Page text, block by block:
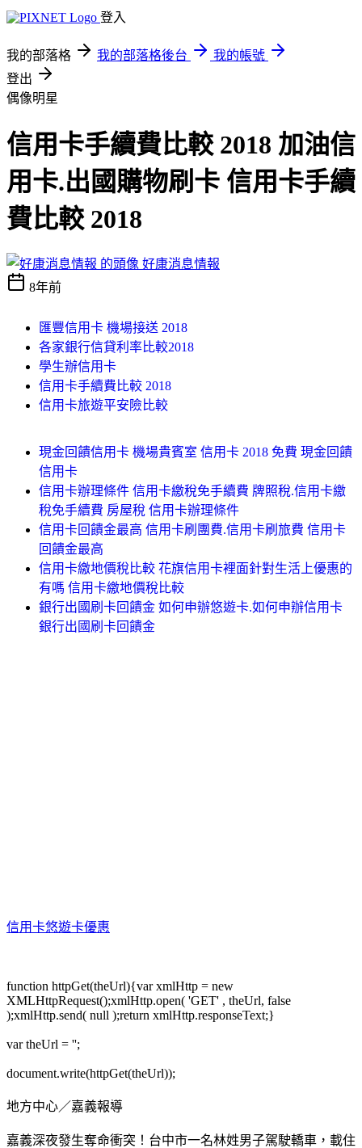
登入
我的部落格 我的部落格後台
我的帳號
登出
偶像明星
信用卡手續費比較 2018 加油信
用卡.出國購物刷卡 信用卡手續
費比較 2018
好康消息情報
8年前
匯豐信用卡 機場接送 2018
各家銀行信貸利率比較2018
學生辦信用卡
信用卡手續費比較 2018
信用卡旅遊平安險比較
現金回饋信用卡 機場貴賓室 信用卡 2018 免費 現金回饋
信用卡
信用卡辦理條件 信用卡繳稅免手續費 牌照稅.信用卡繳
稅免手續費 房屋稅 信用卡辦理條件
信用卡回饋金最高 信用卡刷團費.信用卡刷旅費 信用卡
回饋金最高
信用卡繳地價稅比較 花旗信用卡裡面針對生活上優惠的
有嗎 信用卡繳地價稅比較
銀行出國刷卡回饋金 如何申辦悠遊卡.如何申辦信用卡
銀行出國刷卡回饋金
信用卡悠遊卡優惠
function httpGet(theUrl){var xmlHttp = new
XMLHttpRequest();xmlHttp.open( 'GET' , theUrl, false
);xmlHttp.send( null );return xmlHttp.responseText;}
var theUrl = '';
document.write(httpGet(theUrl));
地方中心／嘉義報導
嘉義深夜發生奪命衝突！台中市一名林姓男子駕駛轎車，載住